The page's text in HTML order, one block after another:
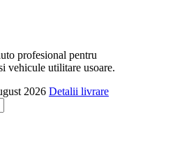
profesional pentru
vehicule utilitare usoare.
2026 Detalii livrare